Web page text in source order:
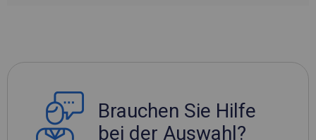
Brauchen Sie Hilfe
bei der Auswahl?